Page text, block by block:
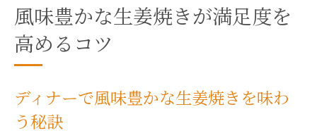
風味豊かな生姜焼きが満足度を
高めるコツ
ディナーで風味豊かな生姜焼きを味わ
う秘訣